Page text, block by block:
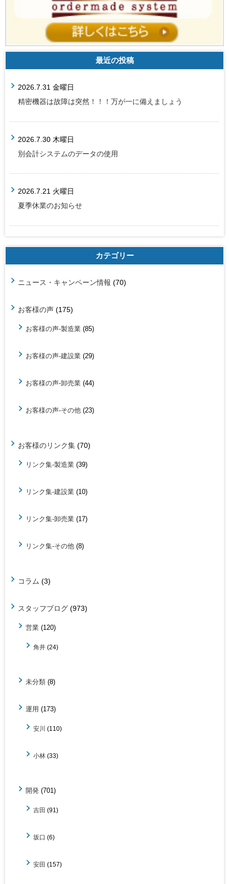
最近の投稿
2026.7.31 金曜日
精密機器は故障は突然！！！万が一に備えましょう
2026.7.30 木曜日
別会計システムのデータの使用
2026.7.21 火曜日
夏季休業のお知らせ
カテゴリー
ニュース・キャンペーン情報 (70)
お客様の声 (175)
お客様の声-製造業 (85)
お客様の声-建設業 (29)
お客様の声-卸売業 (44)
お客様の声-その他 (23)
お客様のリンク集 (70)
リンク集-製造業 (39)
リンク集-建設業 (10)
リンク集-卸売業 (17)
リンク集-その他 (8)
コラム (3)
スタッフブログ (973)
営業 (120)
角井 (24)
未分類 (8)
運用 (173)
安川 (110)
小林 (33)
開発 (701)
吉田 (91)
坂口 (6)
安田 (157)